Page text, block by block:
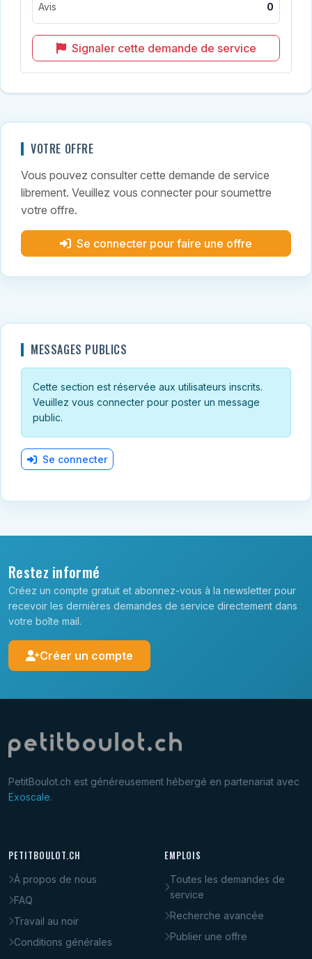
Avis
0
Signaler cette demande de service
VOTRE OFFRE
Vous pouvez consulter cette demande de service
librement. Veuillez vous connecter pour soumettre
votre offre.
Se connecter pour faire une offre
MESSAGES PUBLICS
Cette section est réservée aux utilisateurs inscrits.
Veuillez vous connecter pour poster un message
public.
Se connecter
Restez informé
Créez un compte gratuit et abonnez-vous à la newsletter pour
recevoir les dernières demandes de service directement dans
votre boîte mail.
Créer un compte
PetitBoulot.ch est généreusement hébergé en partenariat avec
Exoscale.
PETITBOULOT.CH
À propos de nous
FAQ
Travail au noir
Conditions générales
EMPLOIS
Toutes les demandes de
service
Recherche avancée
Publier une offre